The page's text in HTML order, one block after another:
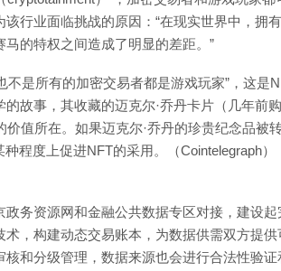
行业面临挑战的原因：“在现实世界中，拥
的特权之间造成了明显的差距。”
是所有的加密交易者都是游戏玩家”，这是
故事，其收藏的迈克尔·乔丹卡片（几年前购
值所在。如果迈克尔·乔丹的珍贵纪念品被
程度上促进NFT的采用。（Cointelegraph）
务资源网和金融公共数据专区对接，建设起
，构建动态交易账本，为数据供需双方提供
和分级管理，数据来源也会进行合法性验证